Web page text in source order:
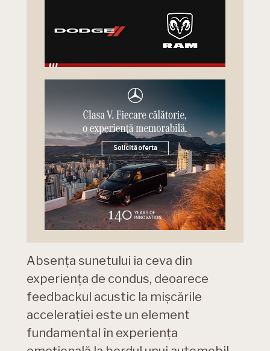
Absenţa sunetului ia ceva din
experienţa de condus, deoarece
feedbackul acustic la mişcările
acceleraţiei este un element
fundamental în experienţa